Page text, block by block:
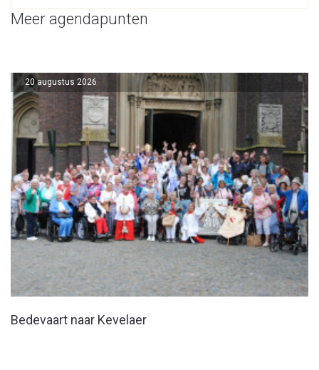
Meer agendapunten
Bedevaart naar Kevelaer
20 augustus 2026